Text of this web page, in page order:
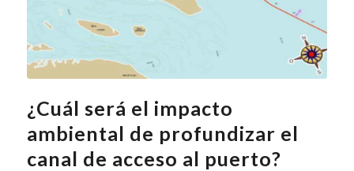
¿Cuál será el impacto
ambiental de profundizar el
canal de acceso al puerto?